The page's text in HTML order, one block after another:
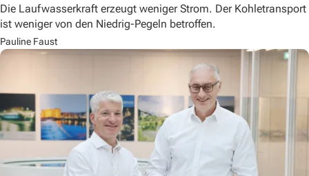
Die Laufwasserkraft erzeugt weniger Strom. Der Kohletransport
ist weniger von den Niedrig-Pegeln betroffen.
Pauline Faust